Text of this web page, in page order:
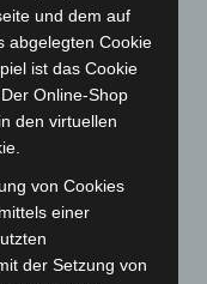
und dem auf
abgelegten Cookie
ist das Cookie
Online-Shop
den virtuellen
von Cookies
einer
der Setzung von